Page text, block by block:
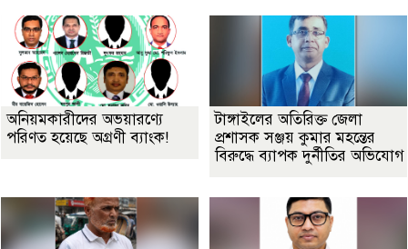
অনিয়মকারীদের অভয়ারণ্যে
পরিণত হয়েছে অগ্রণী ব্যাংক!
টাঙ্গাইলের অতিরিক্ত জেলা
প্রশাসক সঞ্জয় কুমার মহন্তের
বিরুদ্ধে ব্যাপক দুর্নীতির অভিযোগ